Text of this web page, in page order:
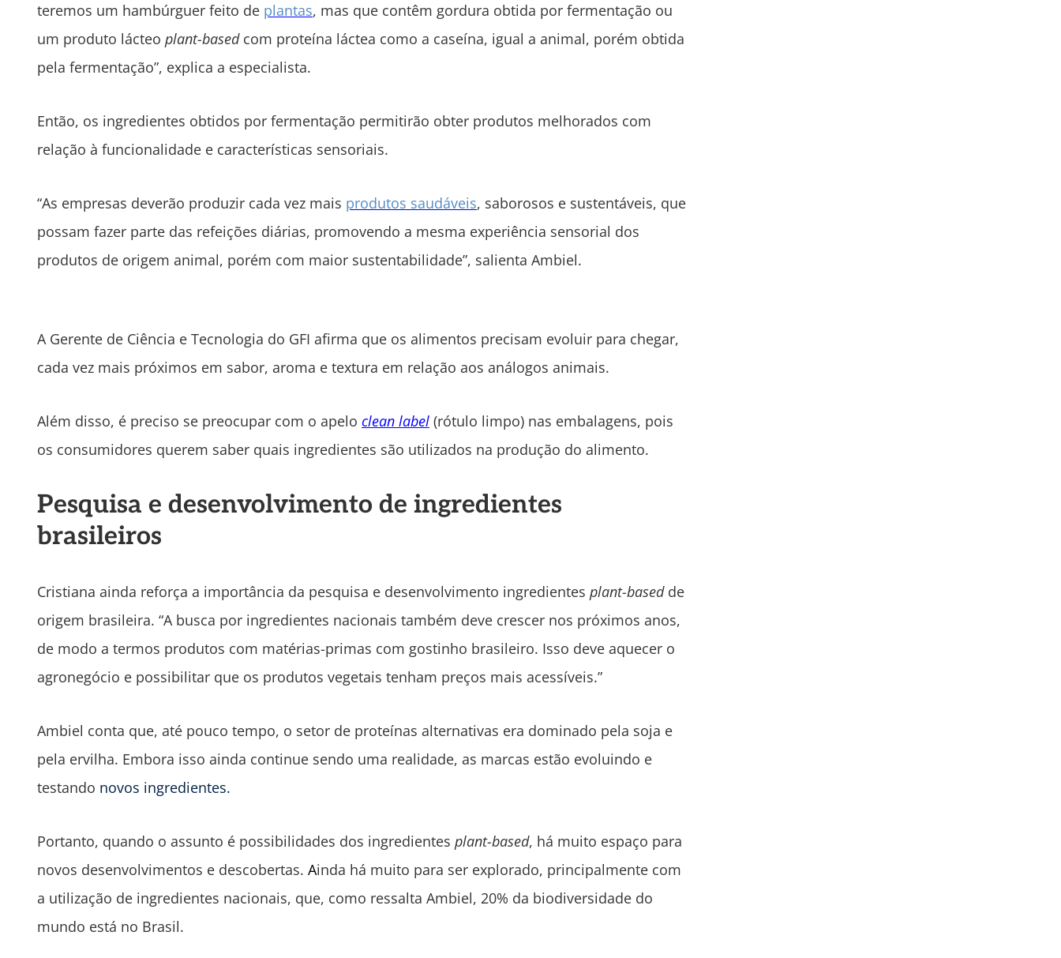
teremos um hambúrguer feito de plantas, mas que contêm gordura obtida por fermentação ou
um produto lácteo plant-basedcom proteína láctea como a caseína, igual a animal, porém obtida
pela fermentação”, explica a especialista.
Então, os ingredientes obtidos por fermentação permitirão obter produtos melhorados com
relação à funcionalidade e características sensoriais.
“As empresas deverão produzir cada vez mais produtos saudáveis, saborosos e sustentáveis, que
possam fazer parte das refeições diárias, promovendo a mesma experiência sensorial dos
produtos de origem animal, porém com maior sustentabilidade”, salienta Ambiel.
A Gerente de Ciência e Tecnologia do GFI afirma que os alimentos precisam evoluir para chegar,
cada vez mais próximos em sabor, aroma e textura em relação aos análogos animais.
Além disso, é preciso se preocupar com o apelo clean label (rótulo limpo) nas embalagens, pois
os consumidores querem saber quais ingredientes são utilizados na produção do alimento.
Pesquisa e desenvolvimento de ingredientes
brasileiros
Cristiana ainda reforça a importância da pesquisa e desenvolvimento ingredientes plant-basedde
origem brasileira. “A busca por ingredientes nacionais também deve crescer nos próximos anos,
de modo a termos produtos com matérias-primas com gostinho brasileiro. Isso deve aquecer o
agronegócio e possibilitar que os produtos vegetais tenham preços mais acessíveis.”
Ambiel conta que, até pouco tempo, o setor de proteínas alternativas era dominado pela soja e
pela ervilha. Embora isso ainda continue sendo uma realidade, as marcas estão evoluindo e
testando novos ingredientes.
Portanto, quando o assunto é possibilidades dos ingredientes plant-based, há muito espaço para
novos desenvolvimentos e descobertas. Ainda há muito para ser explorado, principalmente com
a utilização de ingredientes nacionais, que, como ressalta Ambiel, 20% da biodiversidade do
mundo está no Brasil.